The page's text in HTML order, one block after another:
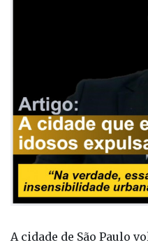
A cidade de São Paulo